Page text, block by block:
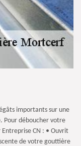
importants sur une
Pour déboucher votre
CN : • Ouvrit
de votre gouttière